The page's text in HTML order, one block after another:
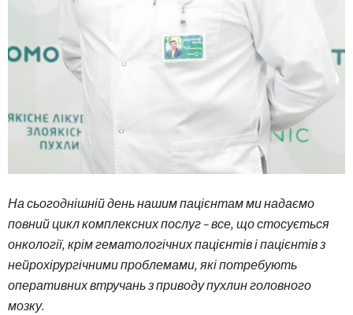
На сьогоднішній день нашим пацієнтам ми надаємо
повний цикл комплексних послуг – все, що стосується
онкології, крім гематологічних пацієнтів і пацієнтів з
нейрохірургічними проблемами, які потребують
оперативних втручань з приводу пухлин головного
мозку.